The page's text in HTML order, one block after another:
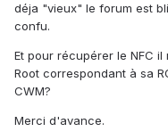
déja "vieux" le forum est
confu.
Et pour récupérer le NFC
Root correspondant à sa
CWM?
Merci d'avance.